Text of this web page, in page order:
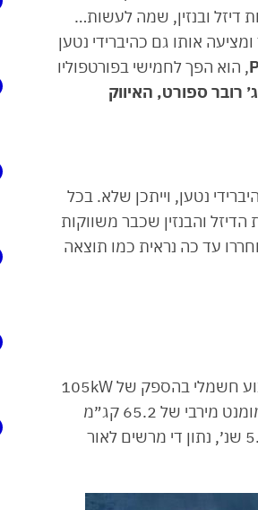
דיזל ובנזין, שמה לעשות…
אותו גם כהיברידי נטען
, הוא הפך לחמישי בפורטפוליו
רובר ספורט, האיווק
נטען, וייתכן שלא. בכל
והבנזין שכבר משווקות
עד כה נראית כמו תוצאה
במנוע האינג׳יניום 4 צילינדרים בנזין ומנוע חשמלי בהספק של 105kW
היונק את הכוח מסוללה בקיבולת 19.2kWh. יחד הם מייצרים כ-400 כ״ס, מומנט מירבי של 65.2 קג״מ
ומאיצים את אגדת השטח האוונגרדית הזאת מעמידה ל-100 קמ״ש בתוך 5.4 שנ׳, נתון די מרשים לאור